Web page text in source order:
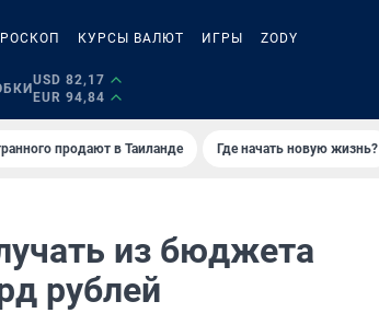
КУРСЫ ВАЛЮТ ИГРЫ ZODY
USD 82,17
EUR 94,84
продают в Таиланде Где начать новую жизнь?
из бюджета
рублей